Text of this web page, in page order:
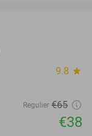
9.8 star
Regulier €65
€38